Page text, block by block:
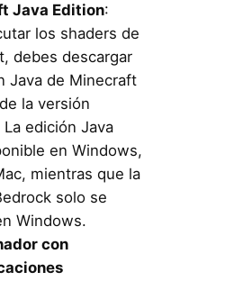
Java Edition:
los shaders de
debes descargar
Java de Minecraft
la versión
edición Java
en Windows,
mientras que la
solo se
Windows.
con